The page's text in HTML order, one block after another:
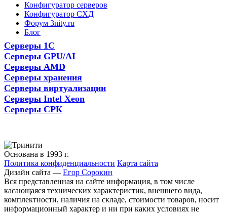
Конфигуратор серверов
Конфигуратор СХД
Форум 3nity.ru
Блог
Серверы 1С
Серверы GPU/AI
Серверы AMD
Серверы хранения
Серверы виртуализации
Серверы Intel Xeon
Серверы СРК
Основана в 1993 г.
Политика конфиденциальности Карта сайта
Дизайн сайта — Егор Сорокин
Вся представленная на сайте информация, в том числе
касающаяся технических характеристик, внешнего вида,
комплектности, наличия на складе, стоимости товаров, носит
информационный характер и ни при каких условиях не